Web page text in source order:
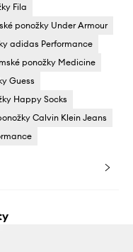
Fila
ponožky Under Armour
adidas Performance
ponožky Medicine
Guess
Happy Socks
Calvin Klein Jeans